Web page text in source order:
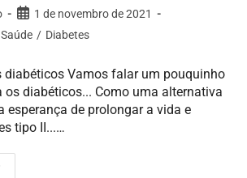
1 de novembro de 2021
/ Diabetes
diabéticos Vamos falar um pouquinho
os diabéticos... Como uma alternativa
esperança de prolongar a vida e
tipo II...…